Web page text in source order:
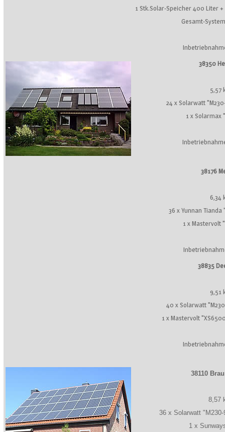
1 Stk.Solar-Speicher 400 Liter
Gesamt-
38350
5,57
24 x Solarwatt
1 x Solarmax
38176
6,34
36 x Yunnan Tianda
1 x Mastervolt
38835
9,51
40 x Solarwatt
1 x Mastervolt
38110
8,57
36 x Solarwatt
1 x